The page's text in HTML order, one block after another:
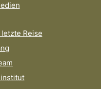
Reise